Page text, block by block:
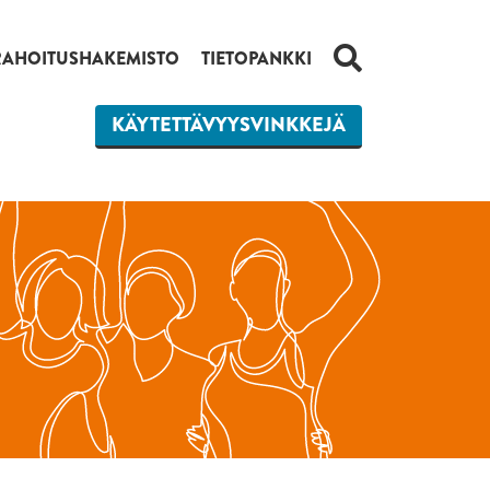
TIETOPANKKI HAKU
KÄYTETTÄVYYSVINKKEJÄ